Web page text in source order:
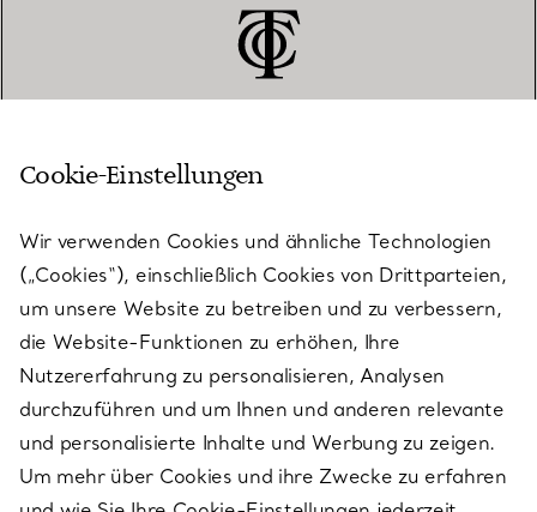
KUNDENSERVICE
SERVICES
ÜBER TIFFANY & CO.
RECHTLICHE HINWEISE
Cookie-Einstellungen
Wir verwenden Cookies und ähnliche Technologien
(„Cookies“), einschließlich Cookies von Drittparteien,
um unsere Website zu betreiben und zu verbessern,
die Website-Funktionen zu erhöhen, Ihre
Nutzererfahrung zu personalisieren, Analysen
durchzuführen und um Ihnen und anderen relevante
und personalisierte Inhalte und Werbung zu zeigen.
Um mehr über Cookies und ihre Zwecke zu erfahren